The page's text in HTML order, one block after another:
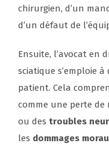
chirurgien, d’un
d’un défaut de
Ensuite, l’avocat en
sciatique s’emploie
patient. Cela
comme une perte
ou des troubles
les dommages